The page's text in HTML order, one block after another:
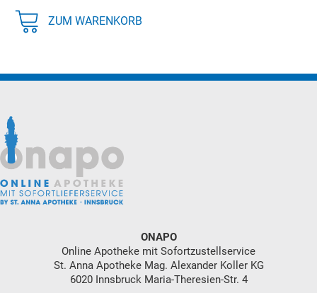
ZUM WARENKORB
ONAPO
Online Apotheke mit Sofortzustellservice
St. Anna Apotheke Mag. Alexander Koller KG
6020 Innsbruck Maria-Theresien-Str. 4